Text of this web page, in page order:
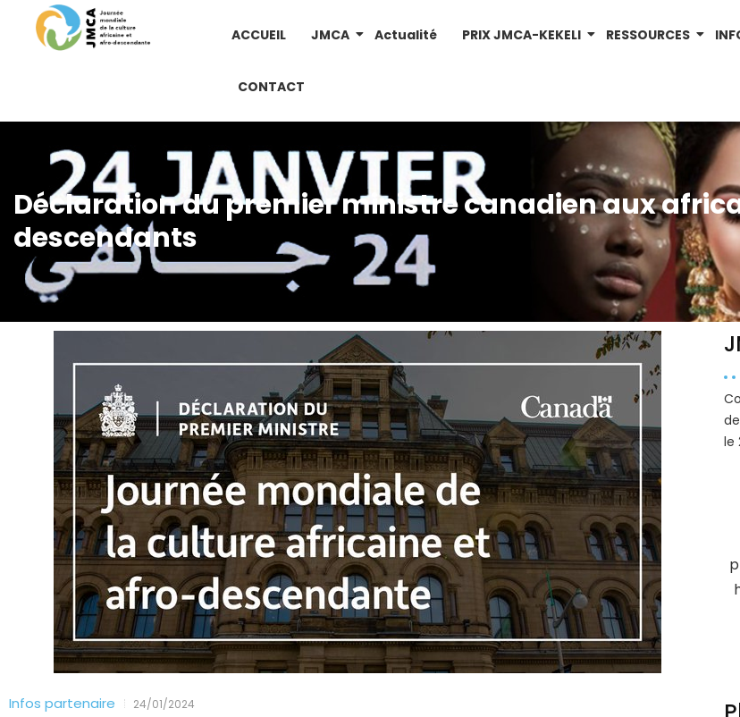
ACCUEIL JMCA Actualité PRIX JMCA-KEKELI RESSOURCES
CONTACT
Déclaration du premier ministre canadien aux
descendants
Infos partenaire 24/01/2024
le